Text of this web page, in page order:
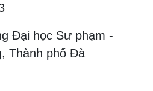
Đại học Sư phạm -
Thành phố Đà